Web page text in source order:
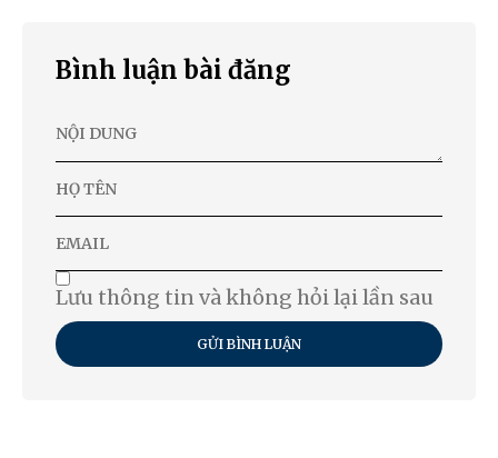
Bình luận bài đăng
Lưu thông tin và không hỏi lại lần sau
GỬI BÌNH LUẬN